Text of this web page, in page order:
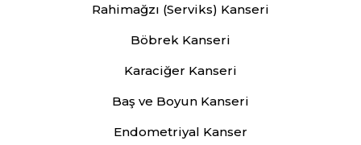
Rahimağzı (Serviks) Kanseri
Böbrek Kanseri
Karaciğer Kanseri
Baş ve Boyun Kanseri
Endometriyal Kanser